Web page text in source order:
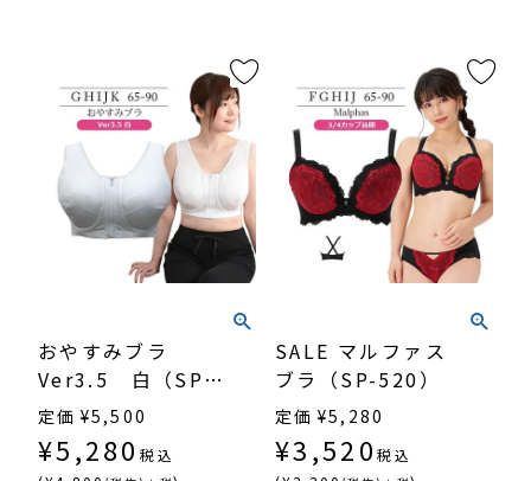
おやすみブラ
Ver3.5 白（SP-
338）
定価 ¥5,500
¥5,280 税込
SALE マルファス
ブラ（SP-520）
定価 ¥5,280
¥3,520 税込